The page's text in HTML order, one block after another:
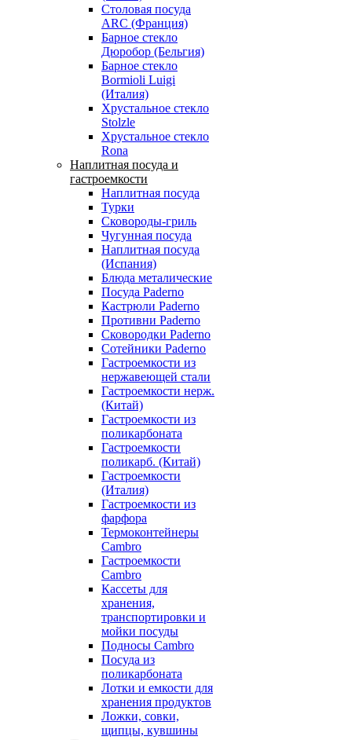
Столовая посуда
ARC (Франция)
Барное стекло
Дюробор (Бельгия)
Барное стекло
Bormioli Luigi
(Италия)
Хрустальное стекло
Stolzle
Хрустальное стекло
Rona
Наплитная посуда и
гастроемкости
Наплитная посуда
Турки
Сковороды-гриль
Чугунная посуда
Наплитная посуда
(Испания)
Блюда металические
Посуда Paderno
Кастрюли Paderno
Противни Paderno
Сковородки Paderno
Сотейники Paderno
Гастроемкости из
нержавеющей стали
Гастроемкости нерж.
(Китай)
Гастроемкости из
поликарбоната
Гастроемкости
поликарб. (Китай)
Гастроемкости
(Италия)
Гастроемкости из
фарфора
Термоконтейнеры
Cambro
Гастроемкости
Cambro
Кассеты для
хранения,
транспортировки и
мойки посуды
Подносы Cambro
Посуда из
поликарбоната
Лотки и емкости для
хранения продуктов
Ложки, совки,
щипцы, кувшины